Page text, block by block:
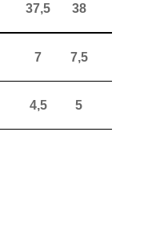
37,5 38
7 7,5
4,5 5